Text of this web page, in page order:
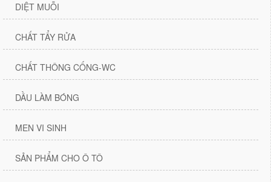
DIỆT MUỖI
CHẤT TẨY RỬA
CHẤT THÔNG CỐNG-WC
DẦU LÀM BÓNG
MEN VI SINH
SẢN PHẨM CHO Ô TÔ